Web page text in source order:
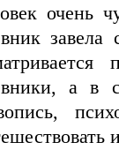
очень
а в